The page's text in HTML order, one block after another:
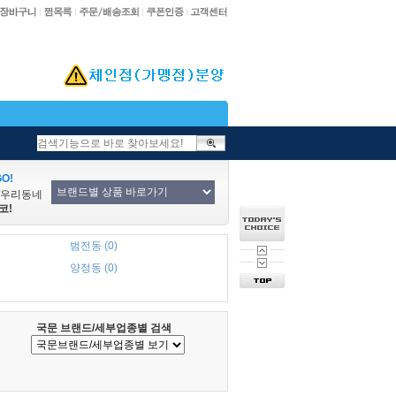
리동네
!
범전동 (0)
양정동 (0)
국문 브랜드/세부업종별 검색